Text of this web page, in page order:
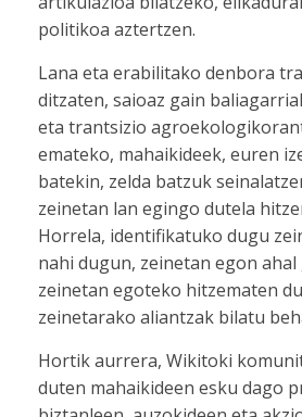
politikoa aztertzen.
Lana eta erabilitako denbora
ditzaten, saioaz gain
eta trantsizio
emateko, mahaikideek, euren
batekin, zelda batzuk
zeinetan lan egingo dutela
Horrela, identifikatuko dugu
nahi dugun, zeinetan egon ahal
zeinetan egoteko hitzematen
zeinetarako aliantzak bilatu
Hortik aurrera, Wikitoki
duten mahaikideen esku dago